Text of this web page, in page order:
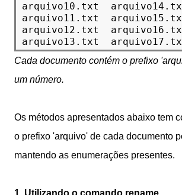
arquivo10.txt
arquivo11.txt
arquivo12.txt
Cada documento contém o prefixo
um número.
Os métodos apresentados abaixo tem
o prefixo 'arquivo' de cada documento
mantendo as enumerações presentes.